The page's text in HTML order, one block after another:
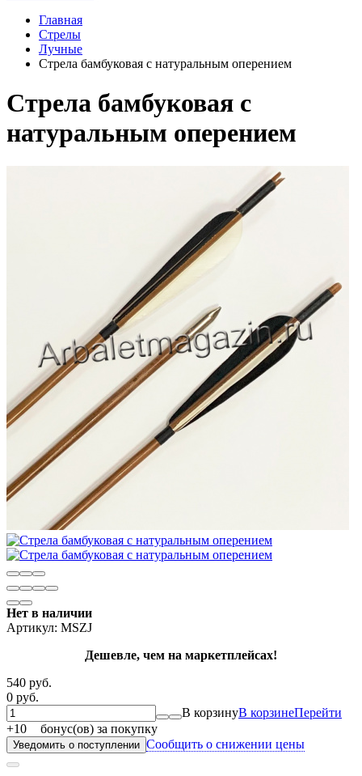
Главная
Стрелы
Лучные
Стрела бамбуковая с натуральным оперением
Стрела бамбуковая с
натуральным оперением
Нет в наличии
Артикул: MSZJ
Дешевле, чем на маркетплейсах!
540 руб.
0 руб.
В корзинуВ корзинеПерейти
+10 бонус(ов) за покупку
Уведомить о поступлении Сообщить о снижении цены